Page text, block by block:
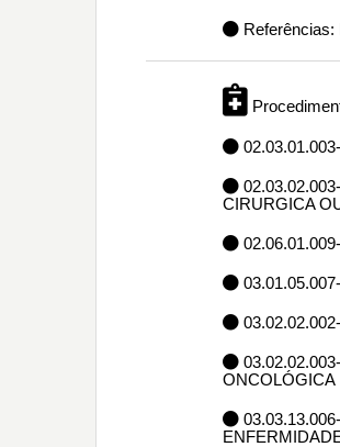
Referências:
CIRURGICA
ONCOLÓGICA